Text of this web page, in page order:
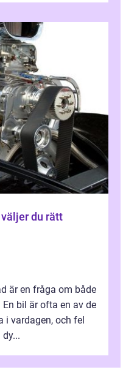
är en fråga om både
bil är ofta en av de
i vardagen, och fel